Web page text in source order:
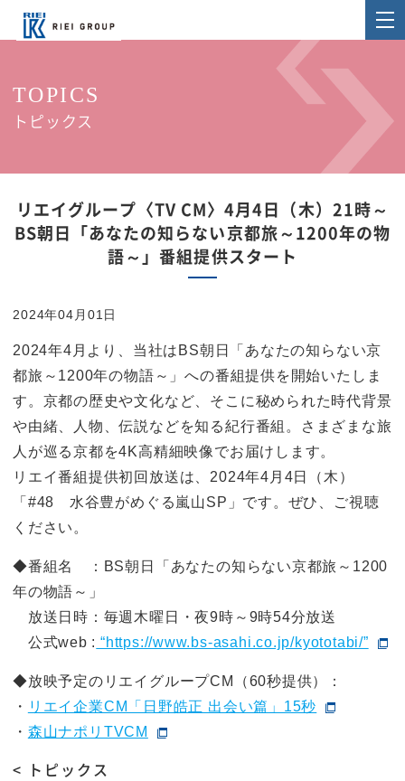
TOPICS
トピックス
リエイグループ〈TV CM〉4月4日（木）21時～
BS朝日「あなたの知らない京都旅～1200年の物
語～」番組提供スタート
2024年04月01日
2024年4月より、当社はBS朝日「あなたの知らない京
都旅～1200年の物語～」への番組提供を開始いたしま
す。京都の歴史や文化など、そこに秘められた時代背景
や由緒、人物、伝説などを知る紀行番組。さまざまな旅
人が巡る京都を4K高精細映像でお届けします。
リエイ番組提供初回放送は、2024年4月4日（木）
「#48 水谷豊がめぐる嵐山SP」です。ぜひ、ご視聴
ください。
◆番組名 ：BS朝日「あなたの知らない京都旅～1200
年の物語～」
放送日時：毎週木曜日・夜9時～9時54分放送
公式web : “https://www.bs-asahi.co.jp/kyototabi/”
◆放映予定のリエイグループCM（60秒提供）：
・ リエイ企業CM「日野皓正 出会い篇」15秒
・ 森山ナポリTVCM
< トピックス